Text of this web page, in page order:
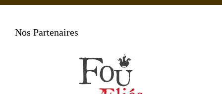
Nos Partenaires